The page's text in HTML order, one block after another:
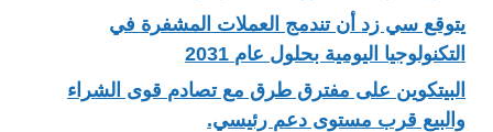
يتوقع سي زد أن تندمج العملات المشفرة في
التكنولوجيا اليومية بحلول عام 2031
البيتكوين على مفترق طرق مع تصادم قوى الشراء
والبيع قرب مستوى دعم رئيسي.